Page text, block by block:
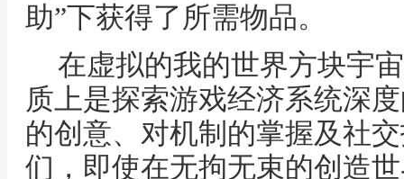
助”下获得了所需物品。
在虚拟的我的世界方块宇
质上是探索游戏经济系统深
的创意、对机制的掌握及社
们，即使在无拘无束的创造